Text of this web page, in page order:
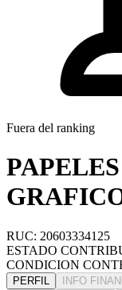
Fuera del ranking
RUC: 20603334125
ESTADO
CONDICION
PERFIL INFO